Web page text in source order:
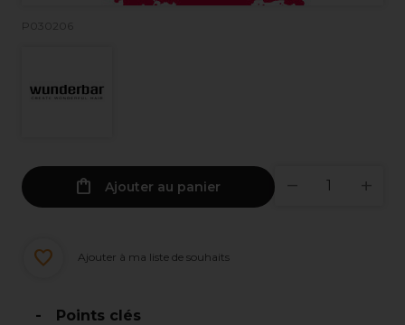
P030206
Ajouter au panier
Ajouter à ma liste de souhaits
Points clés